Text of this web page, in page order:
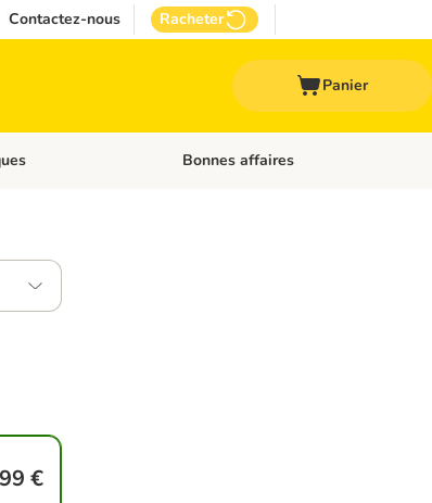
Contactez-nous Racheter
Panier
les catégories: Aliments médicalisésDérouler les catégories: Marques
Bonnes affaires
€